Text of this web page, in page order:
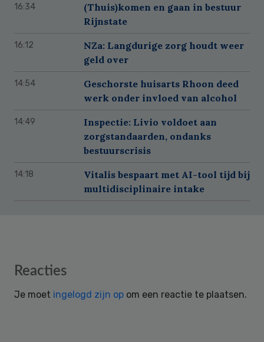
16:34
(Thuis)komen en gaan in bestuur
Rijnstate
16:12
NZa: Langdurige zorg houdt weer
geld over
14:54
Geschorste huisarts Rhoon deed
werk onder invloed van alcohol
14:49
Inspectie: Livio voldoet aan
zorgstandaarden, ondanks
bestuurscrisis
14:18
Vitalis bespaart met AI-tool tijd bij
multidisciplinaire intake
Reader
Reacties
Je moet ingelogd zijn op om een reactie te plaatsen.